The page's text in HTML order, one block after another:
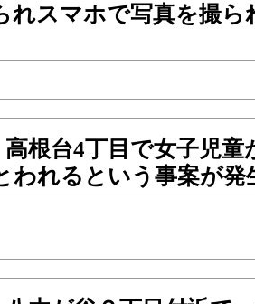
れスマホで写真を撮ら
高根台4丁目で女子児童
われるという事案が発